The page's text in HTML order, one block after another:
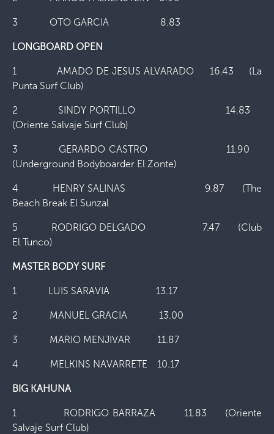
3 OTO GARCIA 8.83
LONGBOARD OPEN
1 AMADO DE JESUS ALVARADO 16.43 (La
Punta Surf Club)
2 SINDY PORTILLO 14.83
(Oriente Salvaje Surf Club)
3 GERARDO CASTRO 11.90
(Underground Bodyboarder El Zonte)
4 HENRY SALINAS 9.87 (The
Beach Break El Sunzal
5 RODRIGO DELGADO 7.47 (Club
El Tunco)
MASTER BODY SURF
1 LUIS SARAVIA 13.17
2 MANUEL GRACIA 13.00
3 MARIO MENJIVAR 11.87
4 MELKINS NAVARRETE 10.17
BIG KAHUNA
1 RODRIGO BARRAZA 11.83 (Oriente
Salvaje Surf Club)